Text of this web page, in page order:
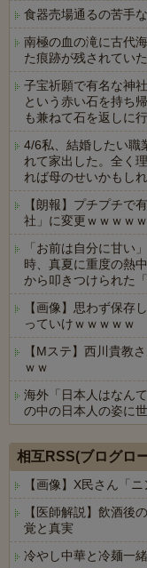
食器売場通るの苦手
南極の血の滝に古代
た痕跡が残されていた
子宝祈願で有名な神
という赤い石を持ち
も兼ねて石を返しに
4/6私、結婚したい職
れて家出した。全く
れば母のせいかもし
【朗報】プチプチで
社」に変更ｗｗｗｗｗ
「お前は自分に甘い
時、真夏に重度の熱
から叩きつけられた
【画像】思わず保存
っていけｗｗｗｗｗ
【Mステ】西川貴教
ｗｗ
海外「日本人はなん
の中の日本人の姿に
相互RSS(ブログロ
【画像】X民さん「
【医師解説】飲酒後
覚と真実
冷やし中華と冷麺一